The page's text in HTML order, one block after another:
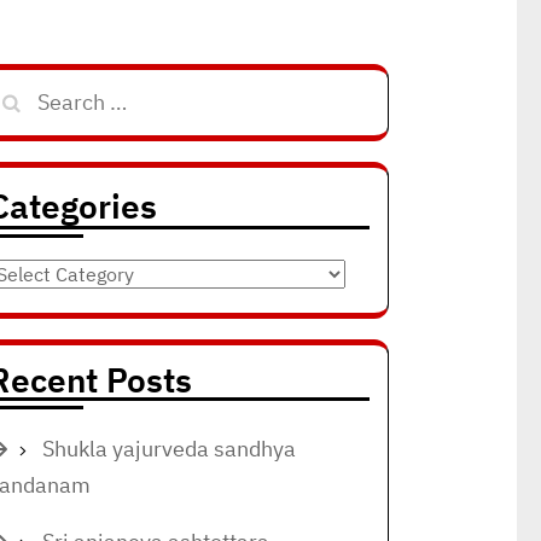
Search
for:
Posts
Shukla yajurveda sandhya